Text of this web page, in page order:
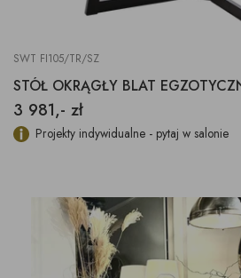
SWT FI105/TR/SZ
STÓŁ OKRĄGŁY BLAT
3 981,- zł
Projekty indywidualne - pytaj w salonie